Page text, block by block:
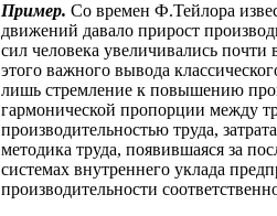
Пример. Со времен Ф.Тейлора
движений давало прирост
сил человека увеличивались почти
этого важного вывода
лишь стремление к повышению
гармонической пропорции между
производительностью труда,
методика труда, появившаяся за
системах внутреннего уклада
производительности